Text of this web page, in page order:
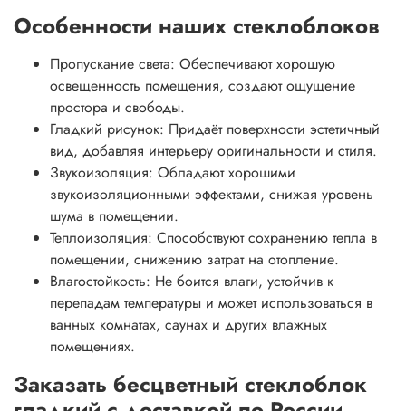
Особенности наших стеклоблоков
Пропускание света: Обеспечивают хорошую
освещенность помещения, создают ощущение
простора и свободы.
Гладкий рисунок: Придаёт поверхности эстетичный
вид, добавляя интерьеру оригинальности и стиля.
Звукоизоляция: Обладают хорошими
звукоизоляционными эффектами, снижая уровень
шума в помещении.
Теплоизоляция: Способствуют сохранению тепла в
помещении, снижению затрат на отопление.
Влагостойкость: Не боится влаги, устойчив к
перепадам температуры и может использоваться в
ванных комнатах, саунах и других влажных
помещениях.
Заказать бесцветный стеклоблок